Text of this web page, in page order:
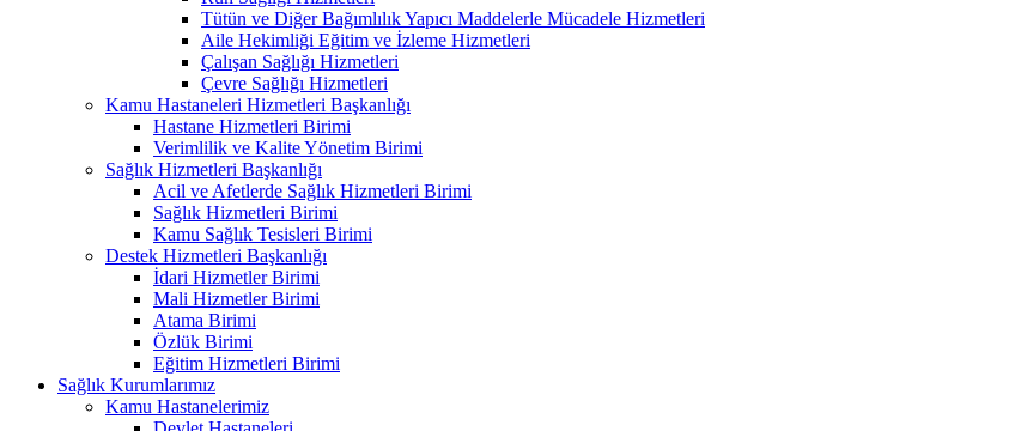
Tütün ve Diğer Bağımlılık Yapıcı Maddelerle Mücadele Hizmetleri
Aile Hekimliği Eğitim ve İzleme Hizmetleri
Çalışan Sağlığı Hizmetleri
Çevre Sağlığı Hizmetleri
Kamu Hastaneleri Hizmetleri Başkanlığı
Hastane Hizmetleri Birimi
Verimlilik ve Kalite Yönetim Birimi
Sağlık Hizmetleri Başkanlığı
Acil ve Afetlerde Sağlık Hizmetleri Birimi
Sağlık Hizmetleri Birimi
Kamu Sağlık Tesisleri Birimi
Destek Hizmetleri Başkanlığı
İdari Hizmetler Birimi
Mali Hizmetler Birimi
Atama Birimi
Özlük Birimi
Eğitim Hizmetleri Birimi
Sağlık Kurumlarımız
Kamu Hastanelerimiz